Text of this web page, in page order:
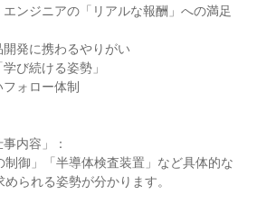
ンジニアの「リアルな報酬」への満足
発に携わるやりがい
び続ける姿勢」
ォロー体制
内容」：
制御」「半導体検査装置」など具体的な
られる姿勢が分かります。